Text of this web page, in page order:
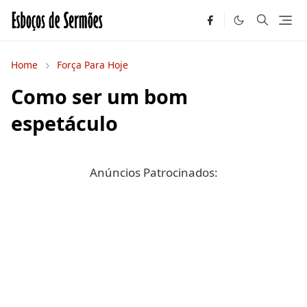
Home Força Para Hoje
Como ser um bom
espetáculo
Anúncios Patrocinados: